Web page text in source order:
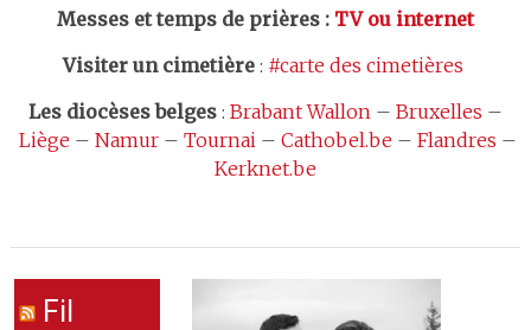
Messes et temps de prières: TV ou internet
Visiter un cimetière: #carte des cimetières
Les diocèses belges: Brabant Wallon– Bruxelles –
Liège – Namur– Tournai– Cathobel.be – Flandres –
Kerknet.be
Fil